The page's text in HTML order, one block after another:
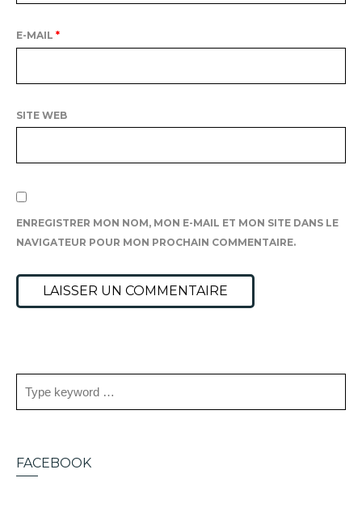
E-MAIL *
SITE WEB
ENREGISTRER MON NOM, MON E-MAIL ET MON SITE DANS LE
NAVIGATEUR POUR MON PROCHAIN COMMENTAIRE.
FACEBOOK